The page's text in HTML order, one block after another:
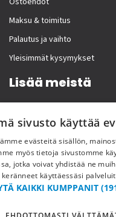
Maksu & toimitus
Palautus ja vaihto
Yleisimmät kysymykset
Lisää meistä
sivusto käyttää
evästeitä sisällön,
myös tietoja sivustomme
jotka voivat yhdistää ne
keränneet käyttäessäsi
KAIKKI KUMPPANIT